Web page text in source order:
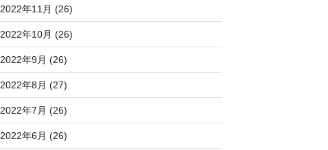
2022年11月 (26)
2022年10月 (26)
2022年9月 (26)
2022年8月 (27)
2022年7月 (26)
2022年6月 (26)